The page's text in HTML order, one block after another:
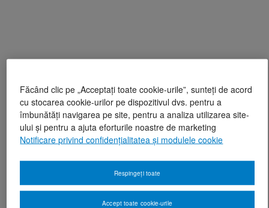
Făcând clic pe „Acceptați toate cookie-urile”, sunteți de acord
cu stocarea cookie-urilor pe dispozitivul dvs. pentru a
îmbunătăți navigarea pe site, pentru a analiza utilizarea site-
ului și pentru a ajuta eforturile noastre de marketing
Notificare privind confidențialitatea și modulele cookie
Respingeți toate
Accept toate cookie-urile